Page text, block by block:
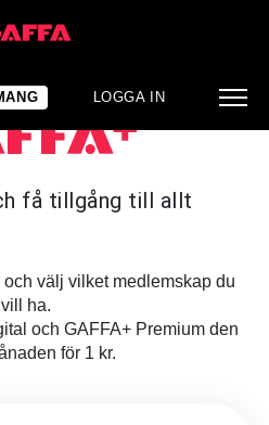
LOGGA IN
få tillgång till allt
välj vilket medlemskap du
vill ha.
och GAFFA+ Premium den
för 1 kr.